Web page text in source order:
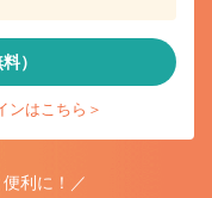
）
ンはこちら＞
利に！／